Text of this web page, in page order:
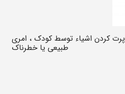
پرت کردن اشیاء توسط کودک ، امری
طبیعی یا خطرناک